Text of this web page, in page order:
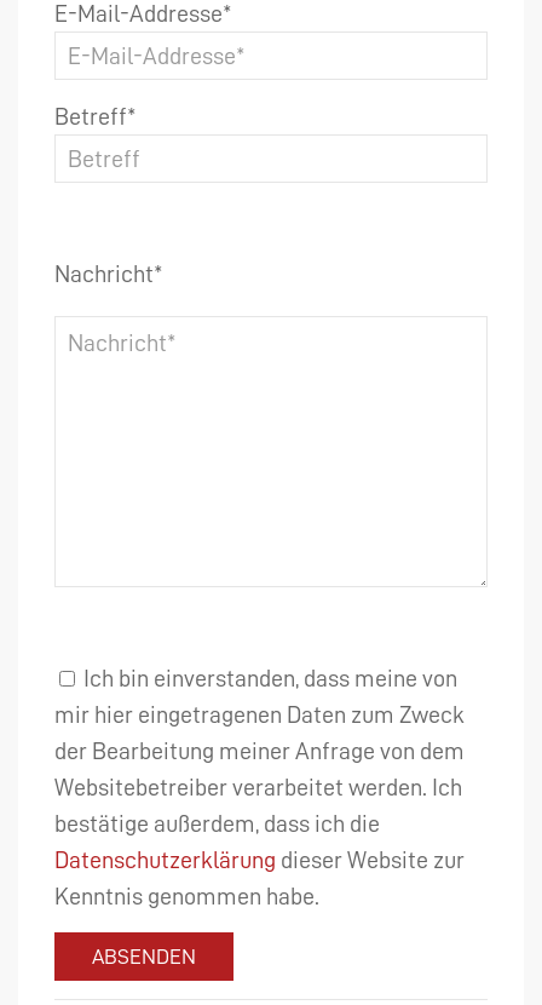
E-Mail-Addresse*
Betreff*
Nachricht*
Ich bin einverstanden, dass meine von
mir hier eingetragenen Daten zum Zweck
der Bearbeitung meiner Anfrage von dem
Websitebetreiber verarbeitet werden. Ich
bestätige außerdem, dass ich die
Datenschutzerklärung dieser Website zur
Kenntnis genommen habe.
ABSENDEN